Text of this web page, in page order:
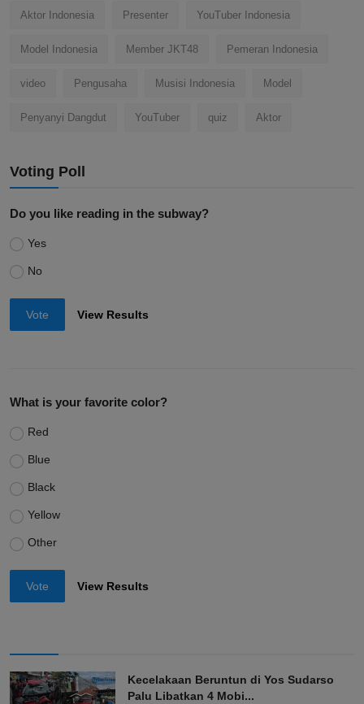
Aktor Indonesia Presenter YouTuber Indonesia
Model Indonesia Member JKT48 Pemeran Indonesia
video Pengusaha Musisi Indonesia Model
Penyanyi Dangdut YouTuber quiz Aktor
Voting Poll
Do you like reading in the subway?
Yes
No
Vote View Results
What is your favorite color?
Red
Blue
Black
Yellow
Other
Vote View Results
Kecelakaan Beruntun di Yos Sudarso
Palu Libatkan 4 Mobi...